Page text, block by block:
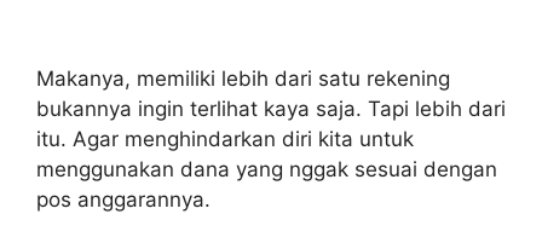
Makanya, memiliki lebih dari satu rekening
bukannya ingin terlihat kaya saja. Tapi lebih dari
itu. Agar menghindarkan diri kita untuk
menggunakan dana yang nggak sesuai dengan
pos anggarannya.